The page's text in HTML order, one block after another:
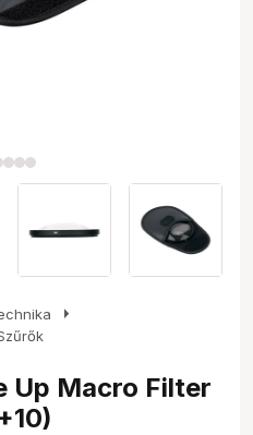
arrow_right
Up Macro Filter